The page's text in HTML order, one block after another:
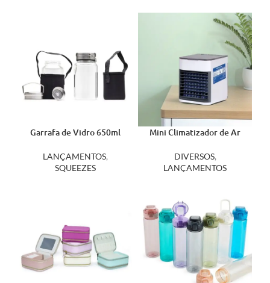
Garrafa de Vidro 650ml
LANÇAMENTOS,
SQUEEZES
Mini Climatizador de Ar
DIVERSOS,
LANÇAMENTOS